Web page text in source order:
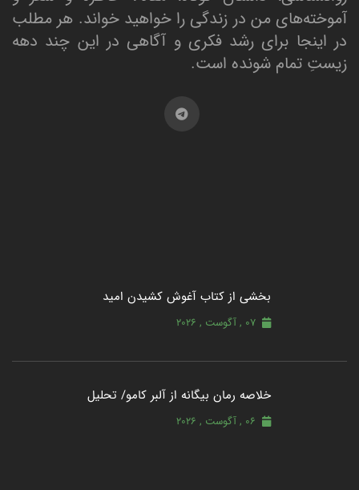
آموخته‌های من در زندگی را خواهید خواند. هر مطلب
در اینجا برای رشد فکری و آگاهی در این چند دهه
زیستِ تمام شونده است.
بخشی از کتاب آغوش کشیدن امید
07 , آگوست , 2026
خلاصه رمان بیگانه از آلبر کامو/ تحلیل
06 , آگوست , 2026